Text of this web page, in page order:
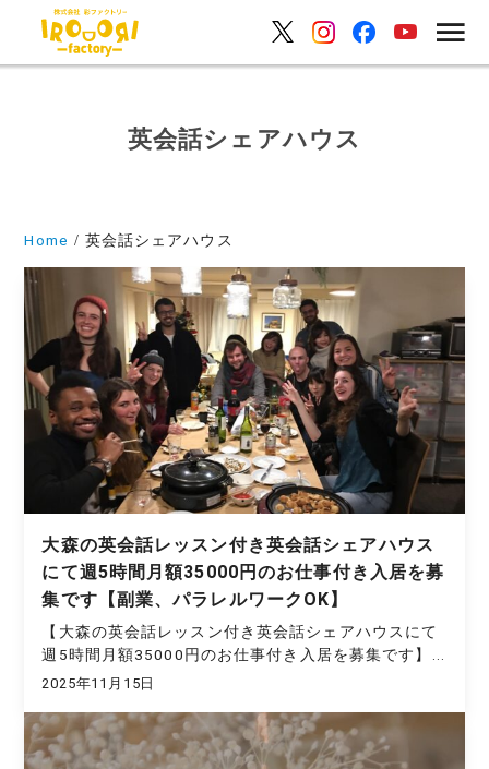
英会話シェアハウス
Home 英会話シェアハウス
大森の英会話レッスン付き英会話シェアハウス
にて週5時間月額35000円のお仕事付き入居を募
集です【副業、パラレルワークOK】
【大森の英会話レッスン付き英会話シェアハウスにて
週5時間月額35000円のお仕事付き入居を募集です】...
2025年11月15日